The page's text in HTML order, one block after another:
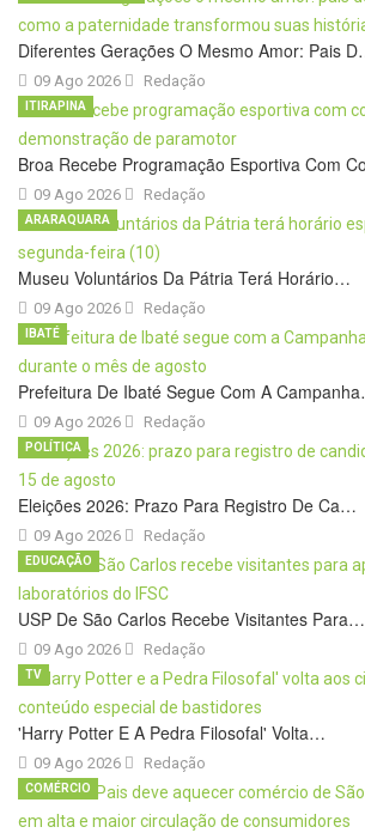
Diferentes Gerações O Mesmo Amor: Pais
09 Ago 2026 Redação
Broa Recebe Programação Esportiva Com
09 Ago 2026
ITIRAPINA
Redação
Museu Voluntários Da Pátria Terá Horário…
09 Ago 2026
ARARAQUARA
Redação
Prefeitura De Ibaté Segue Com A
09 Ago 2026
IBATÉ
Redação
Eleições 2026: Prazo Para Registro De Ca…
09 Ago 2026
POLÍTICA
Redação
USP De São Carlos Recebe Visitantes Para…
09 Ago 2026
EDUCAÇÃO
Redação
'Harry Potter E A Pedra Filosofal' Volta…
09 Ago 2026
TV
Redação
COMÉRCIO